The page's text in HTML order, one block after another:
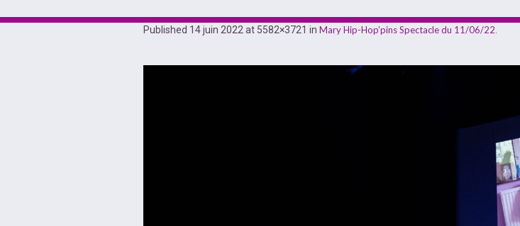
Published 14 juin 2022 at 5582×3721 in Mary Hip-Hop’pins Spectacle du 11/06/22